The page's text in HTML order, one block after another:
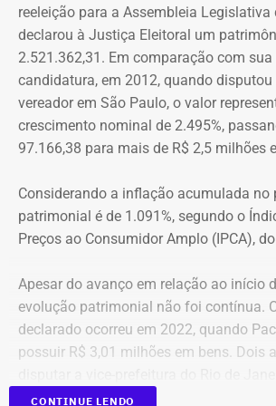
Polícia Militar do Rio. O objeto é
tornozeleira eletrônica usada pelo
aproximação, a central de
entra em contato com a vítima e o
A atriz Cristiane Machado foi a primeira mulher no
veículos, um consórcio não
conta corrente, totalizando R$ 378,4 mil.
Quatro anos depois, nas eleições de
a disputar uma vaga na Assembleia
novamente ficou como suplente, o
saltou para R$ 1.658.540,00. Na
mil, uma chácara de R$ 400 mil, dois
somavam R$ 647,3 mil e participações
empresas do ramo de alimentação.
Em 2024, quando foi eleito vereador da
Iguaçu, Elton Cristo declarou R$
incluindo um sítio avaliado em R$ 1,12
um apartamento, outro imóvel rural,
societária e um veículo.
reeleição para a Assembleia Legislativa
declarou à Justiça Eleitoral um
2.521.362,31. Em comparação com sua
candidatura, em 2012, quando
vereador em São Paulo, o valor
crescimento nominal de 2.495%,
97.166,38 para mais de R$ 2,5 milhões
Considerando a inflação acumulada no
patrimonial é de 1.091%, segundo o
Preços ao Consumidor Amplo (IPCA), do
Apesar do avanço em relação ao início
evolução patrimonial não foi contínua.
declarado ocorreu em 2022, quando
possuir R$ 3,01 milhões em bens. Dois
Rodrigo Amorim (União), o patrimônio
CONTINUE LENDO